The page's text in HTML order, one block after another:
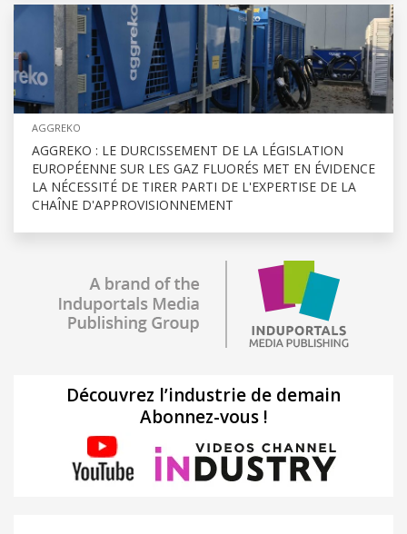
AGGREKO
AGGREKO : LE DURCISSEMENT DE LA LÉGISLATION
EUROPÉENNE SUR LES GAZ FLUORÉS MET EN ÉVIDENCE
LA NÉCESSITÉ DE TIRER PARTI DE L'EXPERTISE DE LA
CHAÎNE D'APPROVISIONNEMENT
Découvrez l’industrie de demain
Abonnez-vous !